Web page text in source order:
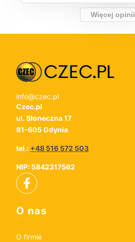
Więcej opinii
info@czec.pl
Czec.pl
ul. Słoneczna 17
81-605 Gdynia
tel.: +48 516 572 503
NIP: 5842317562
Linki w stopce
O nas
O firmie